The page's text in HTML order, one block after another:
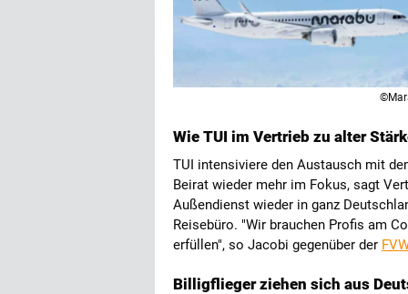
Wie TUI im Vertrieb zu alter
TUI intensiviere den Austausch mit
Beirat wieder mehr im Fokus, sagt
Außendienst wieder in ganz
Reisebüro. "Wir brauchen Profis am
erfüllen", so Jacobi gegenüber der FVW
Billigflieger ziehen sich aus